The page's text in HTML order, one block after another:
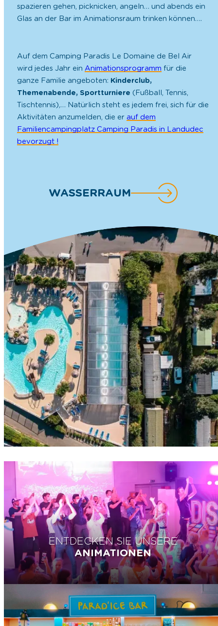
spazieren gehen, picknicken, angeln… und abends ein
Glas an der Bar im Animationsraum trinken können….
Auf dem Camping Paradis Le Domaine de Bel Air
wird jedes Jahr ein Animationsprogramm für die
ganze Familie angeboten: Kinderclub,
Themenabende, Sportturniere (Fußball, Tennis,
Tischtennis),… Natürlich steht es jedem frei, sich für die
Aktivitäten anzumelden, die er auf dem
Familiencampingplatz Camping Paradis in Landudec
bevorzugt !
WASSERRAUM
ENTDECKEN SIE UNSERE
ANIMATIONEN